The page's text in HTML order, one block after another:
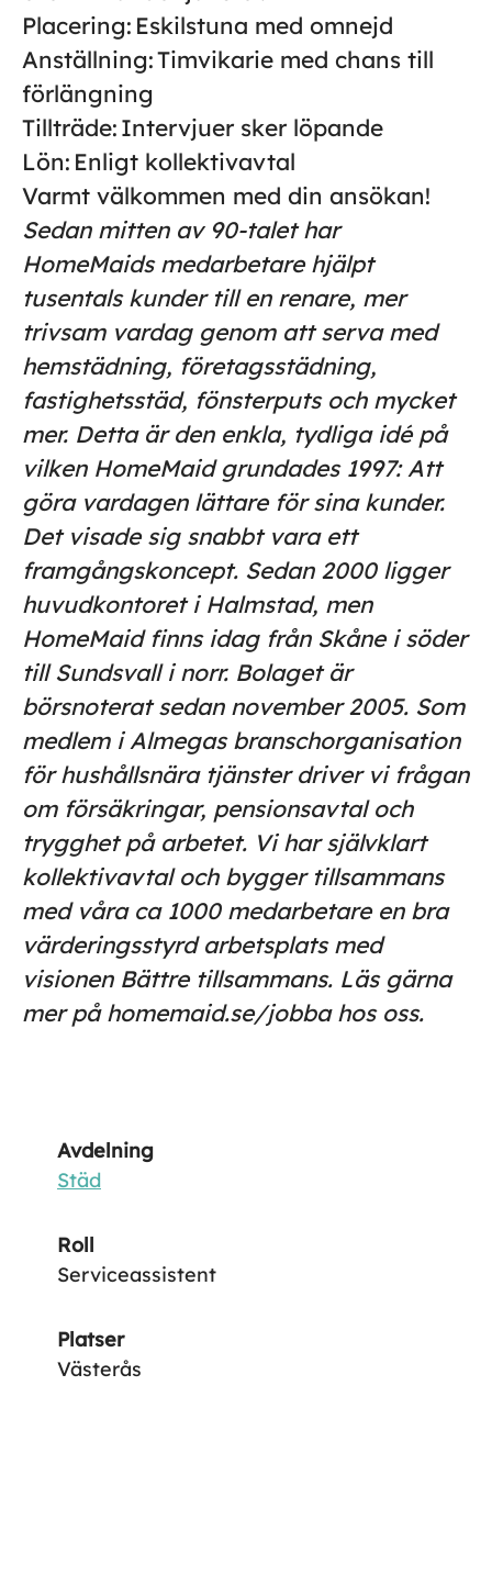
Placering: Eskilstuna med omnejd
Anställning:Timvikarie med chans till
förlängning
Tillträde:Intervjuer sker löpande
Lön: Enligt kollektivavtal
Varmt välkommen med din ansökan!
Sedan mitten av 90-talet har
HomeMaids medarbetare hjälpt
tusentals kunder till en renare, mer
trivsam vardag genom att serva med
hemstädning, företagsstädning,
fastighetsstäd, fönsterputs och mycket
mer. Detta är den enkla, tydliga idé på
vilken HomeMaid grundades 1997: Att
göra vardagen lättare för sina kunder.
Det visade sig snabbt vara ett
framgångskoncept. Sedan 2000 ligger
huvudkontoret i Halmstad, men
HomeMaid finns idag från Skåne i söder
till Sundsvall i norr. Bolaget är
börsnoterat sedan november 2005. Som
medlem i Almegas branschorganisation
för hushållsnära tjänster driver vi frågan
om försäkringar, pensionsavtal och
trygghet på arbetet. Vi har självklart
kollektivavtal och bygger tillsammans
med våra ca 1000 medarbetare en bra
värderingsstyrd arbetsplats med
visionen Bättre tillsammans. Läs gärna
mer på homemaid.se/jobba hos oss.
Avdelning
Städ
Roll
Serviceassistent
Platser
Västerås